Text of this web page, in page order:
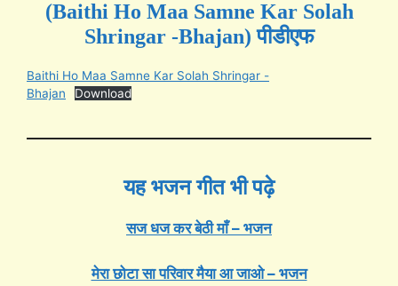
(Baithi Ho Maa Samne Kar Solah
Shringar -Bhajan) पीडीएफ
Baithi Ho Maa Samne Kar Solah Shringar -
Bhajan
Download
यह भजन गीत भी पढ़े
सज धज कर बेठी माँ – भजन
मेरा छोटा सा परिवार मैया आ जाओ – भजन